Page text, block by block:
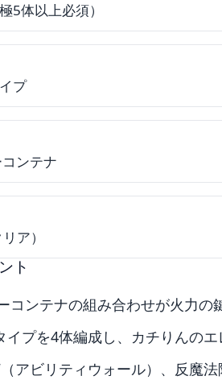
以上必須）
プ
ンテナ
ア）
ト
コンテナの組み合わせが火力
イプを4体編成し、カチりんの
アビリティウォール）、反魔